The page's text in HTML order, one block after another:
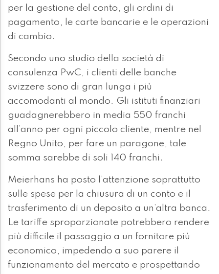
per la gestione del conto, gli ordini di
pagamento, le carte bancarie e le operazioni
di cambio.
Secondo uno studio della società di
consulenza PwC, i clienti delle banche
svizzere sono di gran lunga i più
accomodanti al mondo. Gli istituti finanziari
guadagnerebbero in media 550 franchi
all’anno per ogni piccolo cliente, mentre nel
Regno Unito, per fare un paragone, tale
somma sarebbe di soli 140 franchi.
Meierhans ha posto l’attenzione soprattutto
sulle spese per la chiusura di un conto e il
trasferimento di un deposito a un’altra banca.
Le tariffe sproporzionate potrebbero rendere
più difficile il passaggio a un fornitore più
economico, impedendo a suo parere il
funzionamento del mercato e prospettando